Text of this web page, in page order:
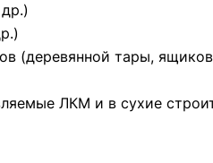
(деревянной тары,
ЛКМ и в сухие